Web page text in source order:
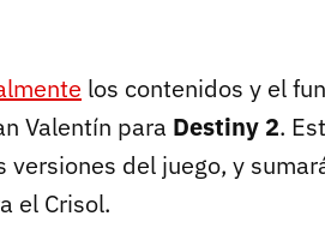
los contenidos y el
Valentín para Destiny 2.
del juego, y
el Crisol.